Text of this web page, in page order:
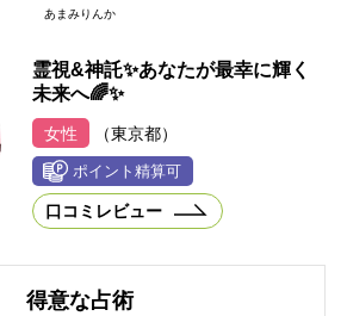
あまみりんか
霊視&神託✨あなたが最幸に輝く
未来へ🌈✨
女性 （東京都）
口コミレビュー
得意な占術